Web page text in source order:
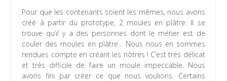
Pour que les contenants soient les mêmes, nous avons
créé à partir du prototype, 2 moules en plâtre. Il se
trouve qu’il y a des personnes dont le métier est de
couler des moules en plâtre… Nous nous en sommes
rendues compte en créant les nôtres ! C’est très délicat
et très difficile de faire un moule impeccable. Nous
avons fini par créer ce que nous voulions. Certains